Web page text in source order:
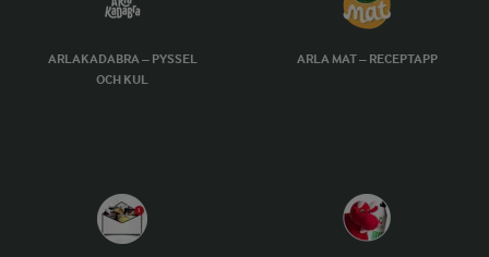
ARLAKADABRA – PYSSEL
OCH KUL
ARLA MAT – RECEPTAPP